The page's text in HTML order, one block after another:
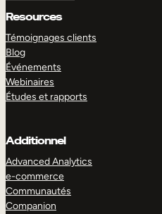
Resources
Témoignages clients
Blog
Événements
Webinaires
Études et rapports
Additionnel
Advanced Analytics
e-commerce
Communautés
Companion